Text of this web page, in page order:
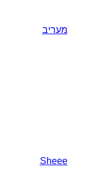
מעריב
Sheee